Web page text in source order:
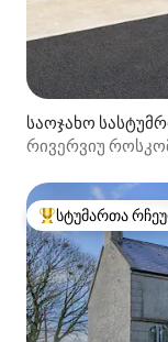
საოჯახო
რივერვიუ
სტუმართა რჩეული
სტუმართა